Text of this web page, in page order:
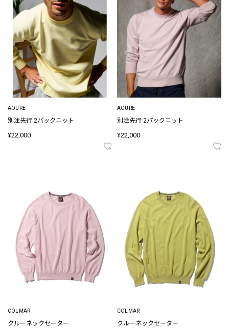
AOURE
別注先行 2パックニット
¥22,000
AOURE
別注先行 2パックニット
¥22,000
COLMAR
クルーネックセーター
COLMAR
クルーネックセーター